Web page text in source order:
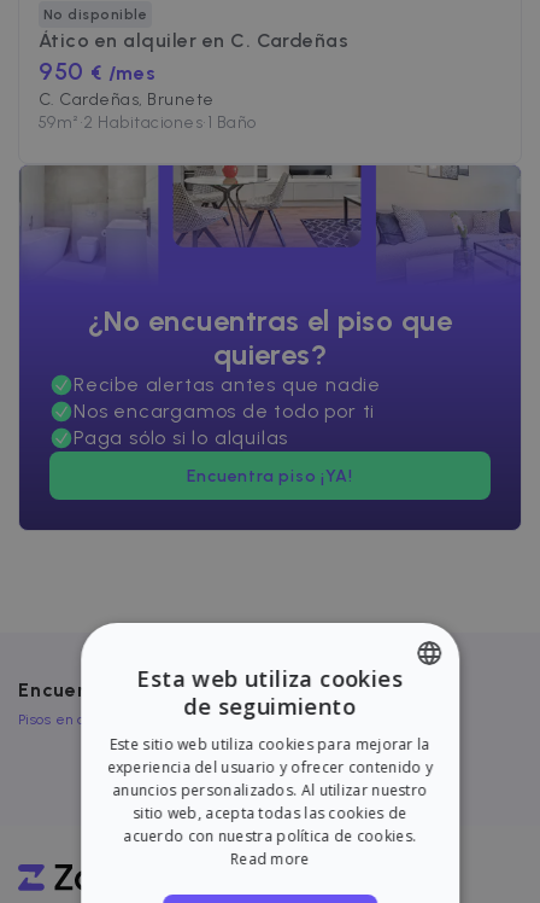
No disponible
Ático en alquiler en C. Cardeñas
950 € /mes
C. Cardeñas, Brunete
59m²•2 Habitaciones•1 Baño
¿No encuentras el piso que
quieres?
Recibe alertas antes que nadie
Nos encargamos de todo por ti
Paga sólo si lo alquilas
Encuentra piso ¡YA!
Encuentra más inmuebles en Brunete
Pisos en alquiler en Brunete
SPANISH
Esta web utiliza cookies
de seguimiento
Este sitio web utiliza cookies para mejorar la
experiencia del usuario y ofrecer contenido y
anuncios personalizados. Al utilizar nuestro
sitio web, acepta todas las cookies de
acuerdo con nuestra política de cookies.
Read more